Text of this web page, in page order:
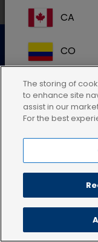
Cookie-Richtlinie
CA
CO
DE
ES
The storing of
to enhance site
assist in our
For the best